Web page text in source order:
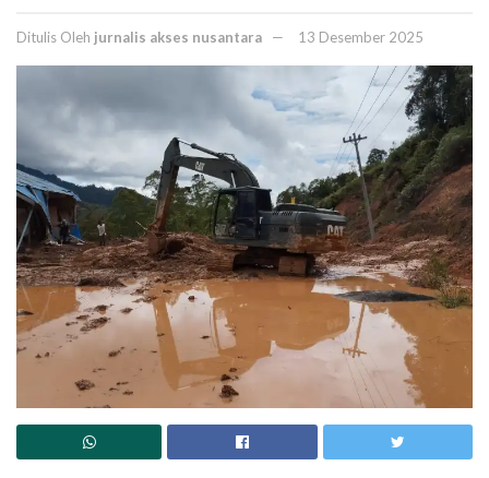
Ditulis Oleh jurnalis akses nusantara 13 Desember 2025